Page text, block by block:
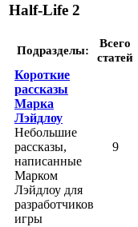
Half-Life 2
Подразделы:
Всего
статей
Короткие
рассказы
Марка
Лэйдлоу
Небольшие
рассказы,
написанные
Марком
Лэйдлоу для
разработчиков
игры
9